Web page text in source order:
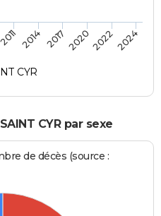
CYR
2011 2014 2017 202020222024
CYR par sexe
de décès (source :